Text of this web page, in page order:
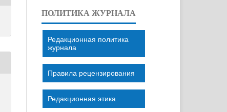
ПОЛИТИКА ЖУРНАЛА
Редакционная политика
журнала
Правила рецензирования
Редакционная этика